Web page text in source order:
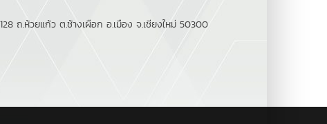
ถ.ห้วยแก้ว ต.ช้างเผือก อ.เมือง จ.เชียงใหม่ 50300